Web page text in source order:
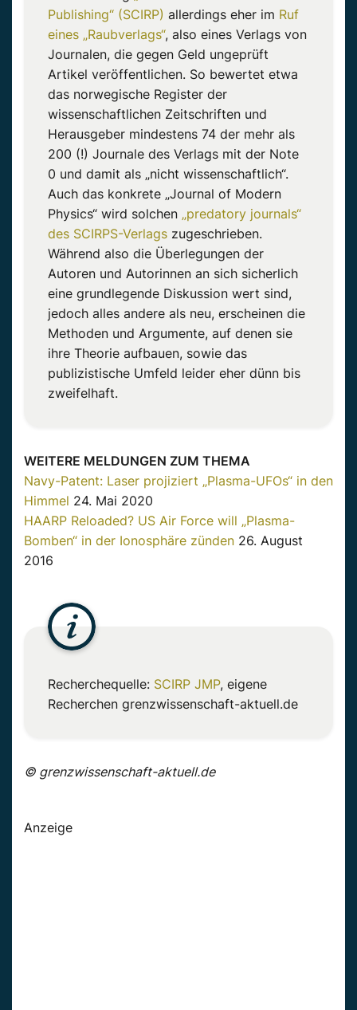
Publishing“ (SCIRP) allerdings eher im Ruf
eines „Raubverlags“, also eines Verlags von
Journalen, die gegen Geld ungeprüft
Artikel veröffentlichen. So bewertet etwa
das norwegische Register der
wissenschaftlichen Zeitschriften und
Herausgeber mindestens 74 der mehr als
200 (!) Journale des Verlags mit der Note
0 und damit als „nicht wissenschaftlich“.
Auch das konkrete „Journal of Modern
Physics“ wird solchen „predatory journals“
des SCIRPS-Verlags zugeschrieben.
Während also die Überlegungen der
Autoren und Autorinnen an sich sicherlich
eine grundlegende Diskussion wert sind,
jedoch alles andere als neu, erscheinen die
Methoden und Argumente, auf denen sie
ihre Theorie aufbauen, sowie das
publizistische Umfeld leider eher dünn bis
zweifelhaft.
WEITERE MELDUNGEN ZUM THEMA
Navy-Patent: Laser projiziert „Plasma-UFOs“ in den
Himmel 24. Mai 2020
HAARP Reloaded? US Air Force will „Plasma-
Bomben“ in der Ionosphäre zünden 26. August
2016
Recherchequelle: SCIRP JMP, eigene
Recherchen grenzwissenschaft-aktuell.de
© grenzwissenschaft-aktuell.de
Anzeige